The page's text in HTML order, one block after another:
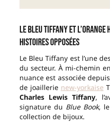
Le Bleu Tiffany et l’Orange
histoires opposées
Le Bleu Tiffany est l’une
du secteur. À mi-chemin
nuance est associée depuis
de joaillerie new-yorkaise
Charles Lewis Tiffany,
signature du Blue Book,
collection de bijoux.